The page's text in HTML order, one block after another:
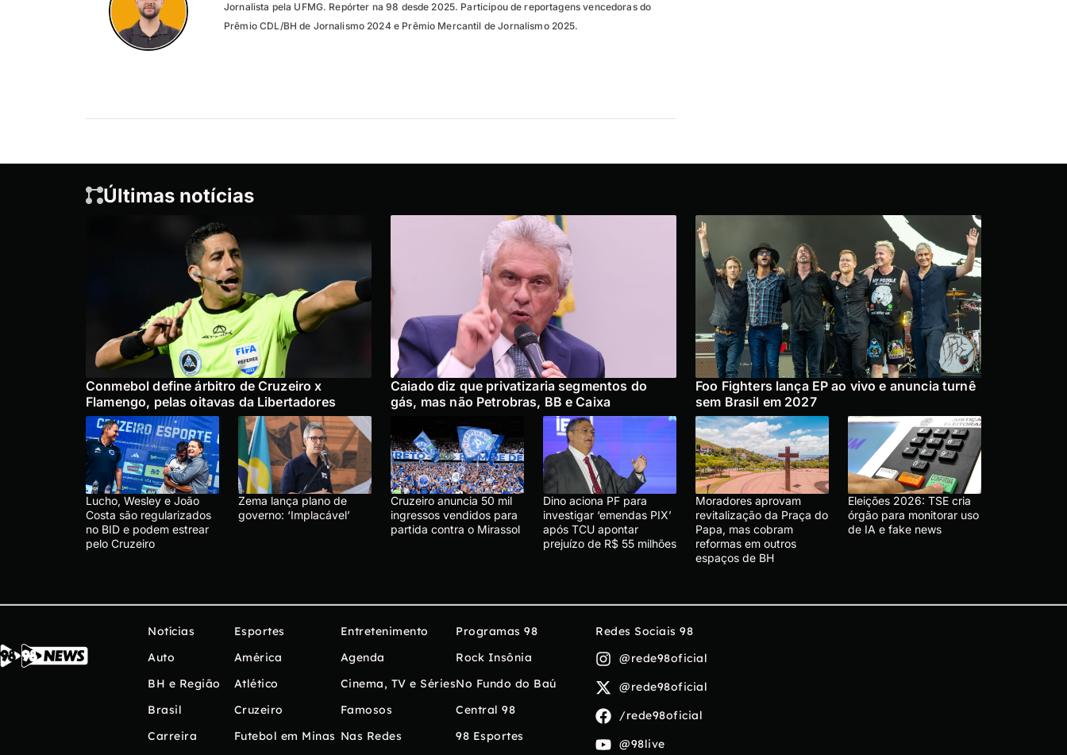
Jornalista pela UFMG. Repórter na 98 desde 2025. Participou de reportagens vencedoras do
Prêmio CDL/BH de Jornalismo 2024 e Prêmio Mercantil de Jornalismo 2025.
Últimas notícias
Conmebol define árbitro de Cruzeiro x
Flamengo, pelas oitavas da Libertadores
Caiado diz que privatizaria segmentos do
gás, mas não Petrobras, BB e Caixa
Foo Fighters lança EP ao vivo e anuncia turnê
sem Brasil em 2027
Lucho, Wesley e João
Costa são regularizados
no BID e podem estrear
pelo Cruzeiro
Zema lança plano de
governo: ‘Implacável’
Cruzeiro anuncia 50 mil
ingressos vendidos para
partida contra o Mirassol
Dino aciona PF para
investigar ‘emendas PIX’
após TCU apontar
prejuízo de R$ 55 milhões
Moradores aprovam
revitalização da Praça do
Papa, mas cobram
reformas em outros
espaços de BH
Eleições 2026: TSE cria
órgão para monitorar uso
de IA e fake news
Notícias
Auto
BH e Região
Brasil
Carreira
Esportes
América
Atlético
Cruzeiro
Futebol em Minas
Entretenimento
Agenda
Cinema, TV e Séries
Famosos
Nas Redes
Programas 98
Rock Insônia
No Fundo do Baú
Central 98
98 Esportes
Redes Sociais 98
@rede98oficial
@rede98oficial
/rede98oficial
@98live